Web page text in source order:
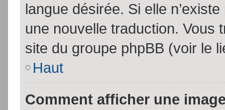
langue désirée. Si elle
une nouvelle traduction. Vous
site du groupe phpBB (voir le
Haut
Comment afficher une